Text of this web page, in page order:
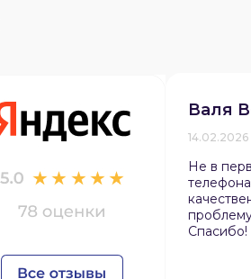
Валя
14.02.2026
Не в
Спасибо!